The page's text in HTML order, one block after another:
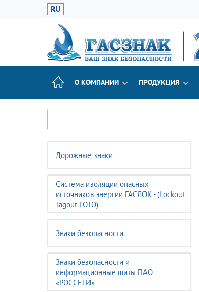
RU
О КОМПАНИИ ПРОДУКЦИЯ
Дорожные знаки
Система изоляции опасных
источников энергии ГАСЛОК - (Lockout
Tagout LOTO)
Знаки безопасности
Знаки безопасности и
информационные щиты ПАО
«РОССЕТИ»